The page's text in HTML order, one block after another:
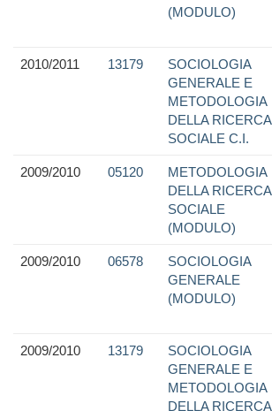
(MODULO)
2010/2011 13179
SOCIOLOGIA
GENERALE E
METODOLOGIA
DELLA RICERCA
SOCIALE C.I.
2009/2010 05120
METODOLOGIA
DELLA RICERCA
SOCIALE
(MODULO)
2009/2010 06578
SOCIOLOGIA
GENERALE
(MODULO)
2009/2010 13179
SOCIOLOGIA
GENERALE E
METODOLOGIA
DELLA RICERCA